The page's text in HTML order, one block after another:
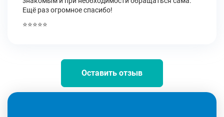
Ещё раз огромное спасибо!
⭐⭐⭐⭐⭐
Оставить отзыв